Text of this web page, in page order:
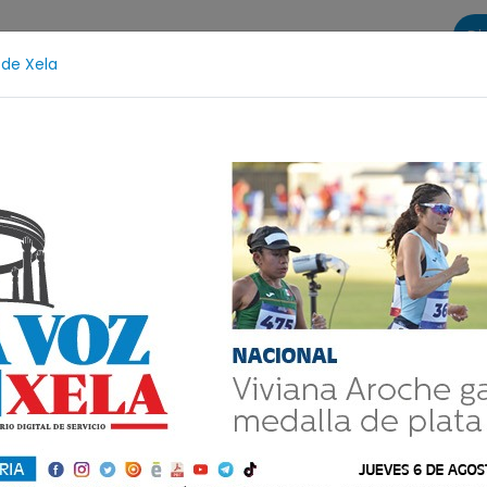
Xela
La Voz de Xela Sports Contáctanos LA VOZ 25
Protección Infantil Incendios Festival de